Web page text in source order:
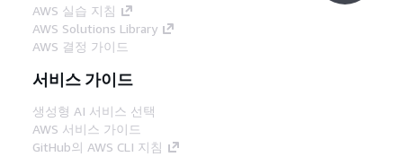
AWS 실습 지침
AWS Solutions Library
AWS 결정 가이드
서비스 가이드
생성형 AI 서비스 선택
AWS 서비스 가이드
GitHub의 AWS CLI 지침